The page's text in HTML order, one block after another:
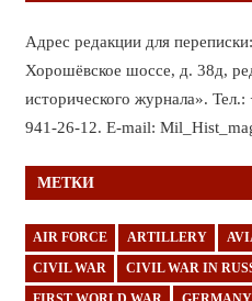
Адрес редакции для
Хорошёвское шоссе, д. 38д,
исторического журнала».
941-26-12. E-mail:
МЕТКИ
AIR FORCE ARTILLERY
CIVIL WAR CIVIL WAR IN